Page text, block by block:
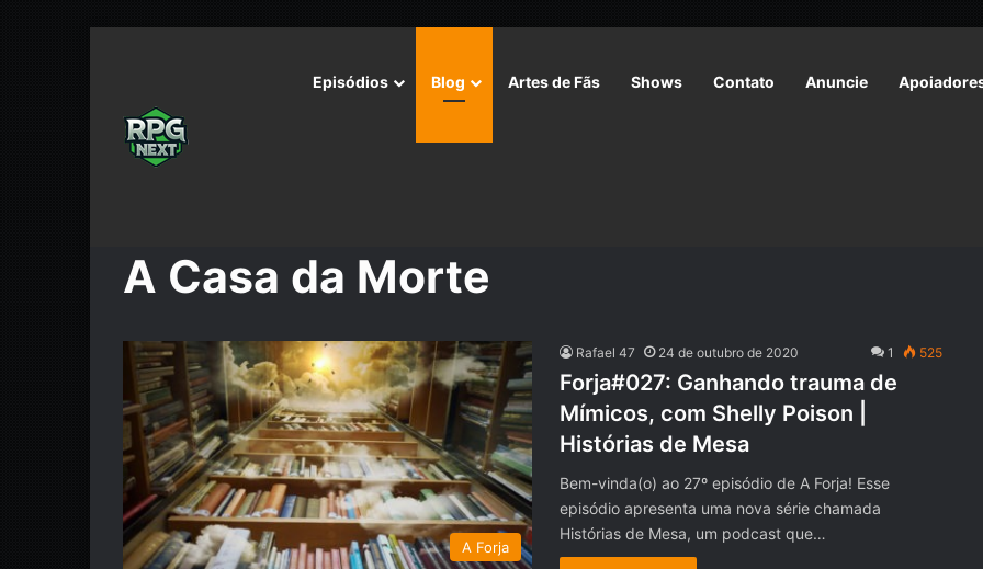
Episódios Blog Artes de Fãs Shows Contato Anuncie
A Casa da Morte
A Forja
Rafael 47 24 de outubro de 2020 1 525
Forja#027: Ganhando trauma de
Mímicos, com Shelly Poison |
Histórias de Mesa
Bem-vinda(o) ao 27º episódio de A Forja! Esse
episódio apresenta uma nova série chamada
Histórias de Mesa, um podcast que…